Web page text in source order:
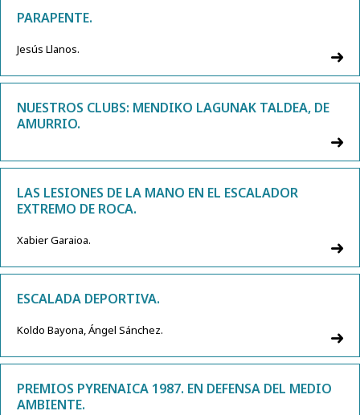
PARAPENTE.
Jesús Llanos.
NUESTROS CLUBS: MENDIKO LAGUNAK TALDEA, DE
AMURRIO.
LAS LESIONES DE LA MANO EN EL ESCALADOR
EXTREMO DE ROCA.
Xabier Garaioa.
ESCALADA DEPORTIVA.
Koldo Bayona, Ángel Sánchez.
PREMIOS PYRENAICA 1987. EN DEFENSA DEL MEDIO
AMBIENTE.